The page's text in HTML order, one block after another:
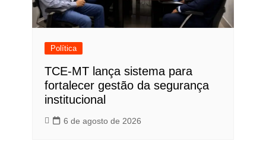
Política
TCE-MT lança sistema para
fortalecer gestão da segurança
institucional
6 de agosto de 2026